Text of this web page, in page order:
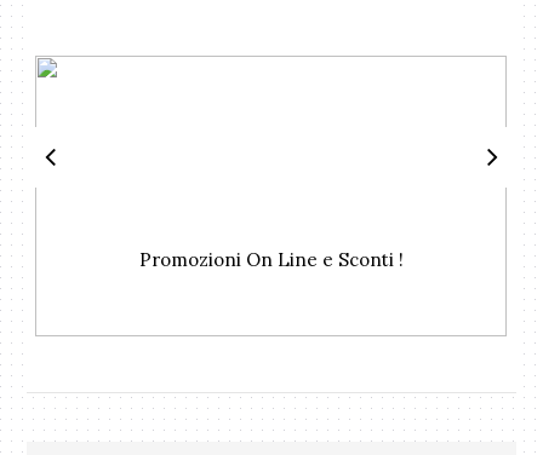
Promozioni On Line e Sconti !